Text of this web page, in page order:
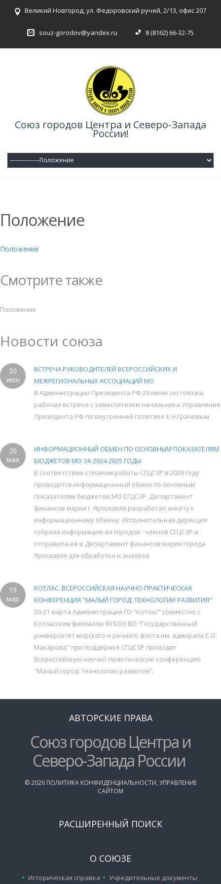
Великий Новгород, ул. Федоровский ручей, 2/13, офис 207
souz-gorodov@yandex.ru 8 (8162) 66-32-75
Союз городов Центра и Северо-Запада
России!
Положение
Положение
Смотрите также
Положение
Новости союза
30
июн
ВСТРЕЧА РУКОВОДИТЕЛЕЙ ВСЕРОССИЙСКИХ И
МЕЖРЕГИОНАЛЬНЫХ АССОЦИАЦИЙ МО
В Администрации Президента РФ 29 июня состоялась
рабочая встреча с заместителем начальника Управления
Президента РФ по внутренней политике Е.Н.Грачёвым.
20
мая
ИНФОРМАЦИОННЫЙ ОБМЕН ПО ОСНОВНЫМ ПОКАЗАТЕЛЯМ
БЮДЖЕТОВ МО ЗА 2024-2025 ГОДЫ
В соответствии с планом работы СГЦСЗР в 2026 году
проводится информационный обмен по основным
показателям бюджетов МО СГЦСЗР. Департамент
финансов мэрии г. Ярославля разработал анкету к
информационному обмену. Исполнительная дирекция
собрала информацию из городов - членов СГЦСЗР и
отправила её в Департамент финансов мэрии города
Ярославля для обработки и анализа.
19
мар
КОТЛАС. ВСЕРОССИЙСКАЯ НАУЧНО-ПРАКТИЧЕСКАЯ
КОНФЕРЕНЦИЯ "МАЛЫЙ ГОРОД: ТЕХНОЛОГИИ РАЗВИТИЯ"
20-21 марта Администрация ГО "Котлас" совместно с
Котласским филиалом ФГБОУ ВО "Государственный
университет морского и речного флота им. адмирала С.О.
Макарова" при поддержке СГЦСЗР проводят
Всероссийскую научно-практическую конференцию
"Малый город: технологии развития".
АВТОРСКИЕ ПРАВА
Союз городов Центра и
Северо-Запада России
©2026 ПОЛИТИКА КОНФИДЕНЦИАЛЬНОСТИ, УПРАВЛЕНИЕ
САЙТОМ
РАСШИРЕННЫЙ ПОИСК
О СОЮЗЕ
Историческая справка Учредительные документы